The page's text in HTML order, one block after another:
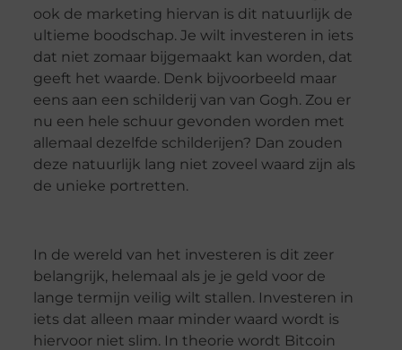
ook de marketing hiervan is dit natuurlijk de
ultieme boodschap. Je wilt investeren in iets
dat niet zomaar bijgemaakt kan worden, dat
geeft het waarde. Denk bijvoorbeeld maar
eens aan een schilderij van van Gogh. Zou er
nu een hele schuur gevonden worden met
allemaal dezelfde schilderijen? Dan zouden
deze natuurlijk lang niet zoveel waard zijn als
de unieke portretten.
In de wereld van het investeren is dit zeer
belangrijk, helemaal als je je geld voor de
lange termijn veilig wilt stallen. Investeren in
iets dat alleen maar minder waard wordt is
hiervoor niet slim. In theorie wordt Bitcoin